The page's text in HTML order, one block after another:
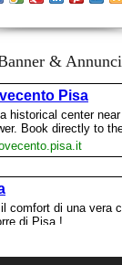
& Annunci